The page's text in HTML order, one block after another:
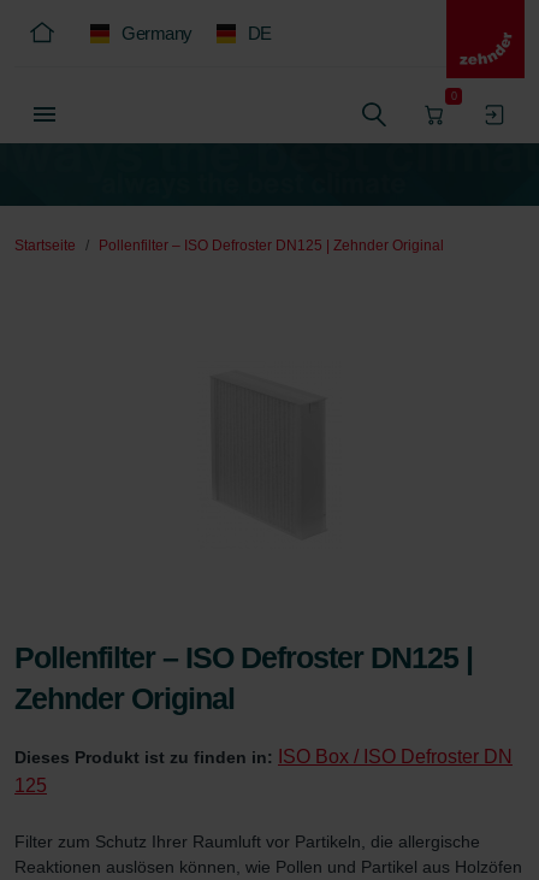
Germany DE
0
Startseite Pollenfilter – ISO Defroster DN125 | Zehnder Original
Pollenfilter – ISO Defroster DN125 |
Zehnder Original
Dieses Produkt ist zu finden in:
ISO Box / ISO Defroster DN
125
Filter zum Schutz Ihrer Raumluft vor Partikeln, die allergische
Reaktionen auslösen können, wie Pollen und Partikel aus Holzöfen